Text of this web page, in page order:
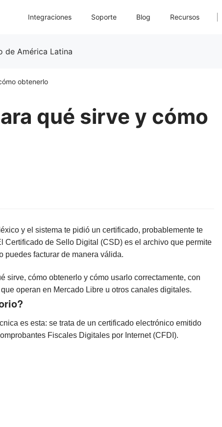
Integraciones Soporte Blog Recursos
de América Latina
obtenerlo
qué sirve y cómo
y el sistema te pidió un certificado, probablemente te
Certificado de Sello Digital (CSD) es el archivo que permite
puedes facturar de manera válida.
sirve, cómo obtenerlo y cómo usarlo correctamente, con
operan en Mercado Libre u otros canales digitales.
es esta: se trata de un certificado electrónico emitido
Fiscales Digitales por Internet (CFDI).